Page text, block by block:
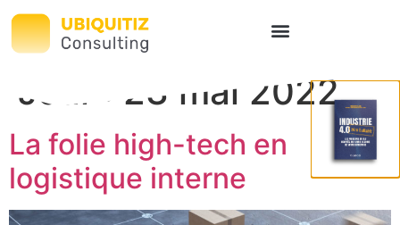
Jour : 23 mai 2022
La folie high-tech en
logistique interne